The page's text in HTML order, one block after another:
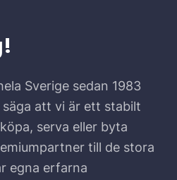
Sverige sedan 1983
att vi är ett stabilt
serva eller byta
till de stora
egna erfarna